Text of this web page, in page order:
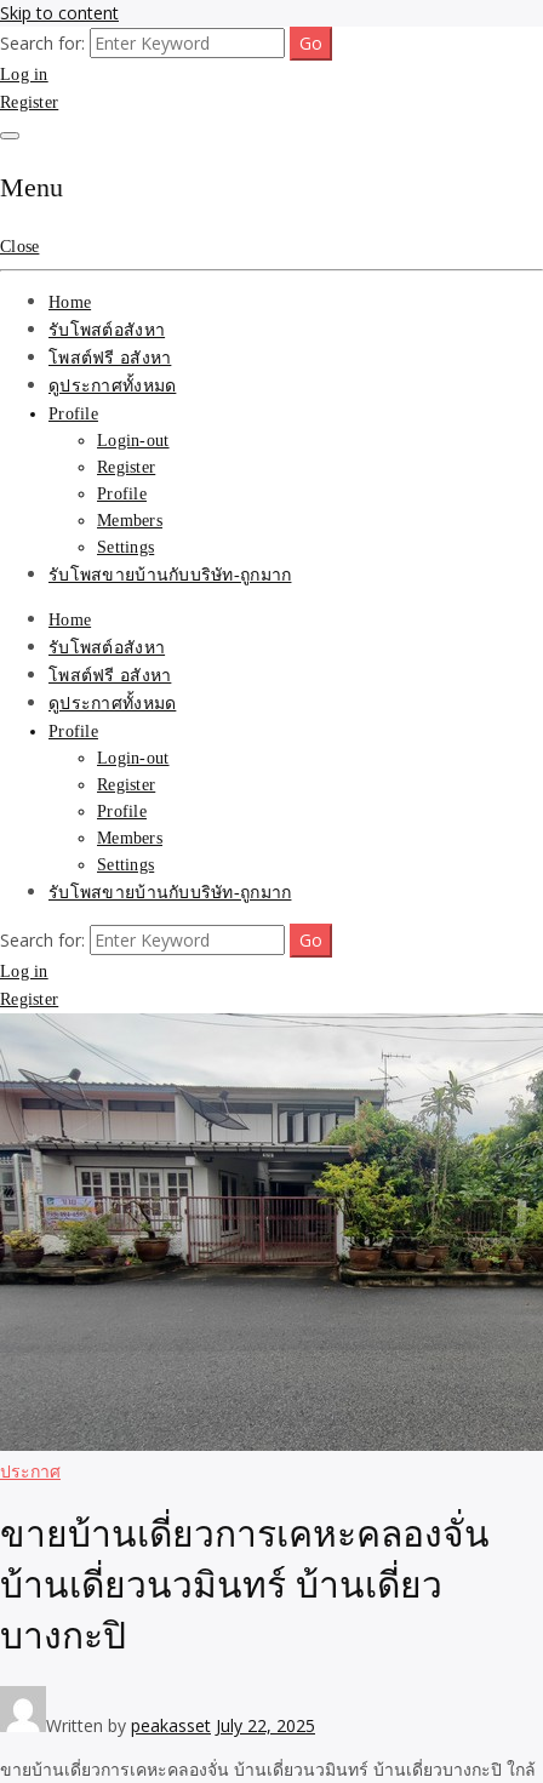
Skip to content
รับจ้างโพสขายบ้าน ที่ดิน
ติดAI SEO กับบริษัทใหญ่
รับจ้างทำโฆษณา สินค้า
บ้านที่ดิน ราคา ถูกและดี
ที่สุด บริการ โปรโมท
โฆษณารับโพสอสังหา ทีม
งาน บริํษัทใหญ่ เว็บขาย
บ้าน คุณภาพอันดับ1
SEOขายบ้าน
รับจ้างโพสขายบ้าน ที่ดิน ไม่มีค่านายหน้า กับบริษัท SEO-AI เน้นติดหน้า
แรก บริการโพสต์ โปรโมท รับจ้างทำโฆษณา ราคาถูก เว็บขายบ้าน รับโพ
สอสังหา ติดหน้าแรกกูเกิ้ล ทีมงาน บริํษัทใหญ่ รับประกันผลงาน ที่เดียวใน
Search for:
Log in
Register
Menu
Close
Home
รับโพสต์อสังหา
โพสต์ฟรี อสังหา
ดูประกาศทั้งหมด
Profile
Login-out
Register
Profile
Members
Settings
รับโพสขายบ้านกับบริษัท-ถูกมาก
Home
รับโพสต์อสังหา
โพสต์ฟรี อสังหา
ดูประกาศทั้งหมด
Profile
Login-out
Register
Profile
Members
Settings
รับโพสขายบ้านกับบริษัท-ถูกมาก
Search for:
Log in
Register
ประกาศ
ขายบ้านเดี่ยวการเคหะคลองจั่น
บ้านเดี่ยวนวมินทร์ บ้านเดี่ยว
บางกะปิ
Written by peakasset July 22, 2025
ขายบ้านเดี่ยวการเคหะคลองจั่น บ้านเดี่ยวนวมินทร์ บ้านเดี่ยวบางกะปิ ใกล้